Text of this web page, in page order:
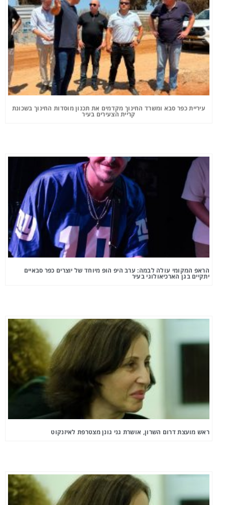
עיריית כפר סבא ומשרד החינוך מקדמים את תכנון מוסדות החינוך בשכונת
קריית הצעירים בעיר
הראפ המקומי עולה לבמה: ערב היפ הופ מיוחד של יוצרים כפר סבאיים
יתקיים בגן הארכיאולוגי בעיר
ראש מועצת דרום השרון, אושרת גני גונן מצטרפת לאיזנקוט